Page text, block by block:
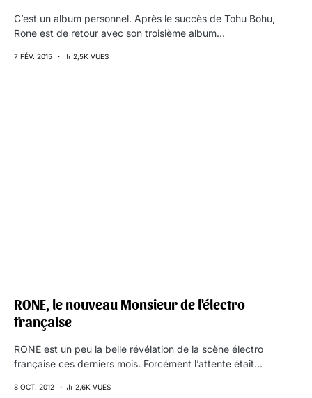
C’est un album personnel. Après le succès de Tohu Bohu,
Rone est de retour avec son troisième album…
7 FÉV. 2015 2,5K VUES
RONE, le nouveau Monsieur de l'électro
française
RONE est un peu la belle révélation de la scène électro
française ces derniers mois. Forcément l’attente était…
8 OCT. 2012 2,6K VUES